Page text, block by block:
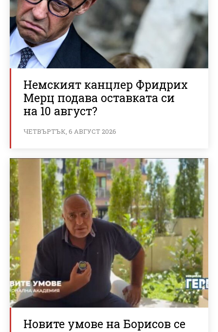
Немският канцлер Фридрих
Мерц подава оставката си
на 10 август?
ЧЕТВЪРТЪК, 6 АВГУСТ 2026
Новите умове на Борисов се